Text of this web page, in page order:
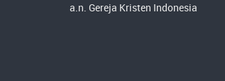
a.n. Gereja Kristen Indonesia